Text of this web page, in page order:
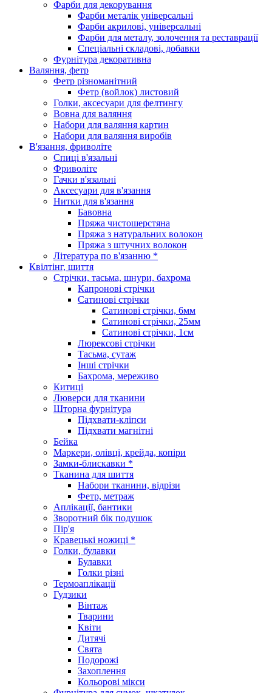
Фарби для декорування
Фарби металік універсальні
Фарби акрилові, універсальні
Фарби для металу, золочення та реставрації
Спеціальні складові, добавки
Фурнітура декоративна
Валяння, фетр
Фетр різноманітний
Фетр (войлок) листовий
Голки, аксесуари для фелтингу
Вовна для валяння
Набори для валяння картин
Набори для валяння виробів
В'язання, фриволіте
Спиці в'язальні
Фриволіте
Гачки в'язальні
Аксесуари для в'язання
Нитки для в'язання
Бавовна
Пряжа чистошерстяна
Пряжа з натуральних волокон
Пряжа з штучних волокон
Література по в'язанню *
Квілтінг, шиття
Стрічки, тасьма, шнури, бахрома
Капронові стрічки
Сатинові стрічки
Сатинові стрічки, 6мм
Сатинові стрічки, 25мм
Сатинові стрічки, 1см
Люрексові стрічки
Тасьма, сутаж
Інші стрічки
Бахрома, мереживо
Китиці
Люверси для тканини
Шторна фурнітура
Підхвати-кліпси
Підхвати магнітні
Бейка
Маркери, олівці, крейда, копіри
Замки-блискавки *
Тканина для шиття
Набори тканини, відрізи
Фетр, метраж
Аплікації, бантики
Зворотний бік подушок
Пір'я
Кравецькі ножиці *
Голки, булавки
Булавки
Голки різні
Термоаплікації
Гудзики
Вінтаж
Тварини
Квіти
Дитячі
Свята
Подорожі
Захоплення
Кольорові мікси